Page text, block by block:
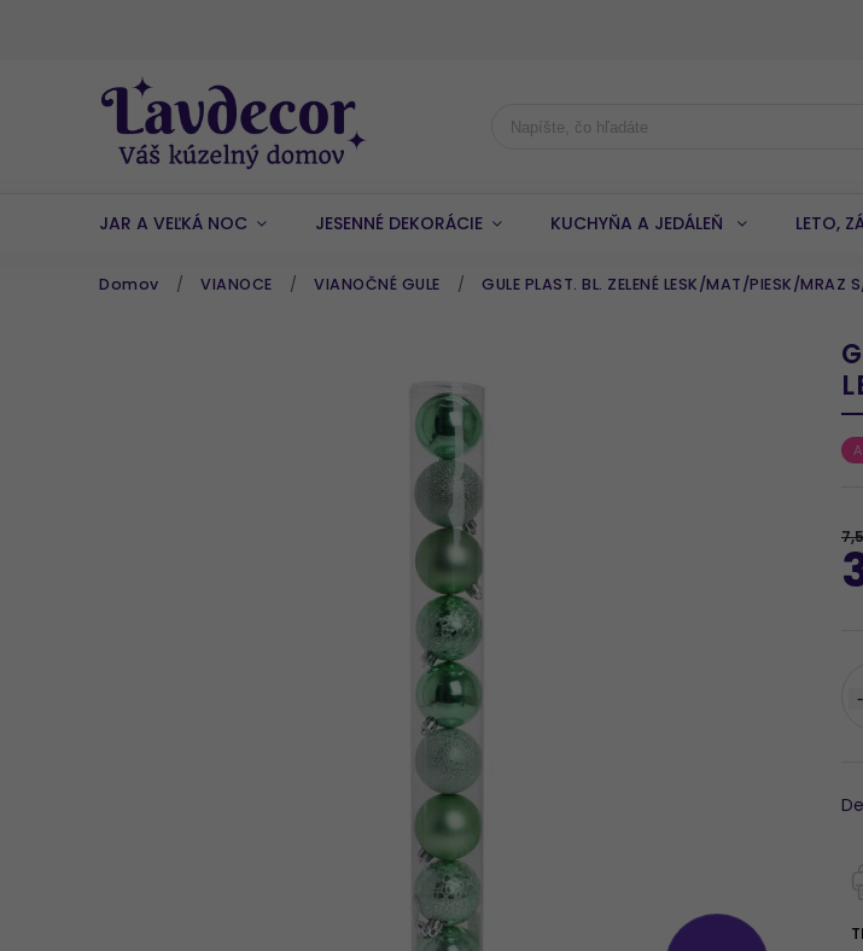
JAR A VEĽKÁ NOC JESENNÉ DEKORÁCIE KUCHYŇA A JEDÁLEŇ LETO,
Domov / VIANOCE / VIANOČNÉ GULE / GULE PLAST. BL. ZELENÉ LESK/MAT/PIESK/MRAZ